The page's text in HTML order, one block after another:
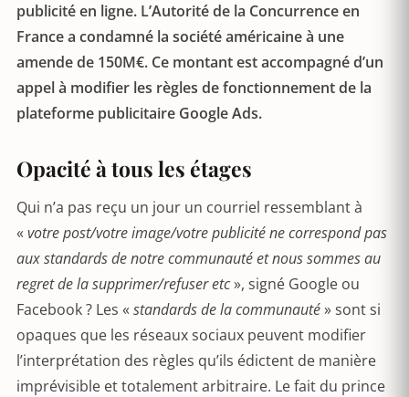
publicité en ligne. L’Autorité de la Concurrence en
France a condamné la société américaine à une
amende de 150M€. Ce montant est accompagné d’un
appel à modifier les règles de fonctionnement de la
plateforme publicitaire Google Ads.
Opacité à tous les étages
Qui n’a pas reçu un jour un courriel ressemblant à
« votre post/votre image/votre publicité ne correspond pas
aux standards de notre communauté et nous sommes au
regret de la supprimer/refuser etc», signé Google ou
Facebook ? Les « standards de la communauté» sont si
opaques que les réseaux sociaux peuvent modifier
l’interprétation des règles qu’ils édictent de manière
imprévisible et totalement arbitraire. Le fait du prince